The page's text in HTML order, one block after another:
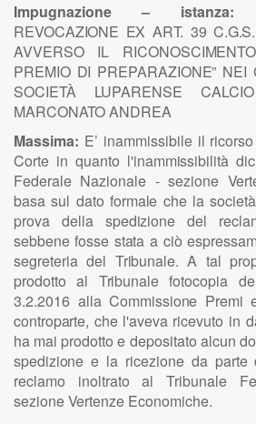
Impugnazione – istanza:
REVOCAZIONE EX ART. 39 C.G.S.
AVVERSO
IL RICONOSCIMENTO
PREMIO DI PREPARAZIONE” NEI
SOCIETÀ
LUPARENSE CALCIO
MARCONATOANDREA
Massima: E’ inammissibile il
Corte in quanto l'inammissibilità
Federale Nazionale-sezione V
basa sul dato formale che lasocietà
provadella spedizione del
sebbene fosse stata a ciò
segreteria del Tribunale. A tal
prodotto al Tribunalefotocopia
3.2.2016 allaCommissione Premi
controparte, che l'avevaricevuto in
ha mai prodotto e depositato alcun
spedizione e la ricezione da parte
reclamo inoltrato al Tribunale
sezioneVertenze Economiche.